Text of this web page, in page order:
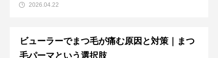
など、初めてだからこそ気になることはたくさんあ
つ毛パーマの施術の流れや事前準備について丁寧に
2026.04.22
ビューラーでまつ毛が痛む原因と対策｜まつ
毛パーマという選択肢